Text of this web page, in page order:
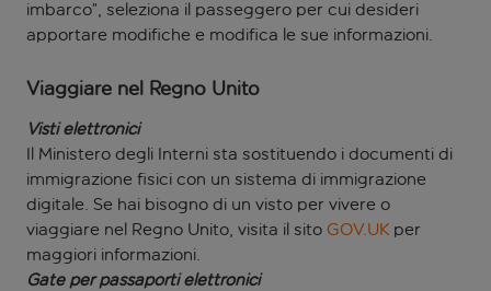
imbarco”, seleziona il passeggero per cui desideri
apportare modifiche e modifica le sue informazioni.
Viaggiare nel Regno Unito
Visti elettronici
Il Ministero degli Interni sta sostituendo i documenti di
immigrazione fisici con un sistema di immigrazione
digitale. Se hai bisogno di un visto per vivere o
viaggiare nel Regno Unito, visita il sito GOV.UK per
maggiori informazioni.
Gate per passaporti elettronici